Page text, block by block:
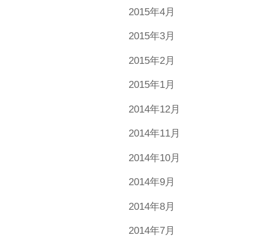
2015年4月
2015年3月
2015年2月
2015年1月
2014年12月
2014年11月
2014年10月
2014年9月
2014年8月
2014年7月